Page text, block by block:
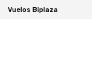
Vuelos Biplaza